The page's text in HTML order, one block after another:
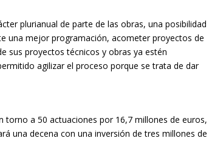
plurianual de parte de las obras, una posibilidad
una mejor programación, acometer proyectos de
sus proyectos técnicos y obras ya estén
agilizar el proceso porque se trata de dar
a 50 actuaciones por 16,7 millones de euros,
una decena con una inversión de tres millones de